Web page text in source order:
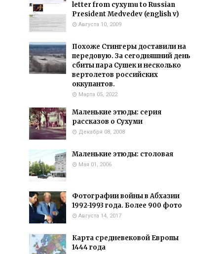
letter from cyxymu to Russian
President Medvedev (english v)
Августа 10, 2009
Похоже Стингеры доставили на
передовую. За сегодняшний день
сбиты пара Сушек и несколько
вертолетов российских
оккупантов.
Марта 05, 2022
Маленькие этюды: серия
рассказов о Сухуми
Декабря 08, 2008
Маленькие этюды: столовая
Мая 01, 2006
Фотографии войны в Абхазии
1992-1993 года. Более 900 фото
Августа 14, 2017
Карта средневековой Европы
1444 года